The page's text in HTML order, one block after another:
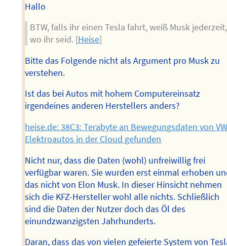
Hallo
BTW, falls ihr einen Tesla fahrt, weiß Musk jederzeit,
wo ihr seid. [Heise]
Bitte das Folgende nicht als Argument pro Musk zu
verstehen.
Ist das bei Autos mit hohem Computereinsatz
irgendeines anderen Herstellers anders?
heise.de: 38C3: Terabyte an Bewegungsdaten von
Elektroautos in der Cloud gefunden
Nicht nur, dass die Daten (wohl) unfreiwillig frei
verfügbar waren. Sie wurden erst einmal erhoben
das nicht von Elon Musk. In dieser Hinsicht nehmen
sich die KFZ-Hersteller wohl alle nichts. Schließlich
sind die Daten der Nutzer doch das Öl des
einundzwanzigsten Jahrhunderts.
Daran, dass das von vielen gefeierte System von